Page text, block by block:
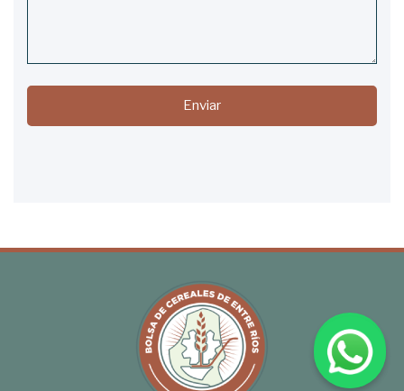
Enviar